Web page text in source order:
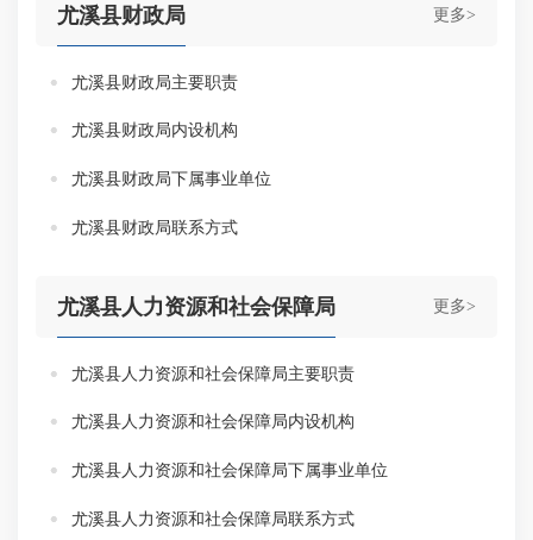
更多>
尤溪县财政局
尤溪县财政局主要职责
尤溪县财政局内设机构
尤溪县财政局下属事业单位
尤溪县财政局联系方式
更多>
尤溪县人力资源和社会保障局
尤溪县人力资源和社会保障局主要职责
尤溪县人力资源和社会保障局内设机构
尤溪县人力资源和社会保障局下属事业单位
尤溪县人力资源和社会保障局联系方式